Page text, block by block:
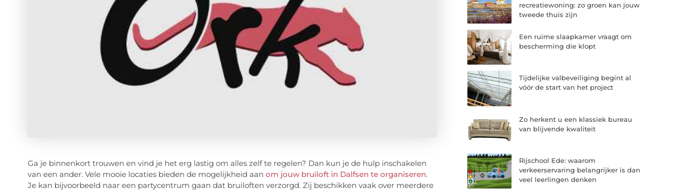
Ga je binnenkort trouwen en vind je het erg lastig om alles zelf te regelen? Dan kun je de hulp inschakelen
van een ander. Vele mooie locaties bieden de mogelijkheid aan om jouw bruiloft in Dalfsen te organiseren.
Je kan bijvoorbeeld naar een partycentrum gaan dat bruiloften verzorgd. Zij beschikken vaak over meerdere
recreatiewoning: zo groen kan jouw
tweede thuis zijn
Een ruime slaapkamer vraagt om
bescherming die klopt
Tijdelijke valbeveiliging begint al
vóór de start van het project
Zo herkent u een klassiek bureau
van blijvende kwaliteit
Rijschool Ede: waarom
verkeerservaring belangrijker is dan
veel leerlingen denken